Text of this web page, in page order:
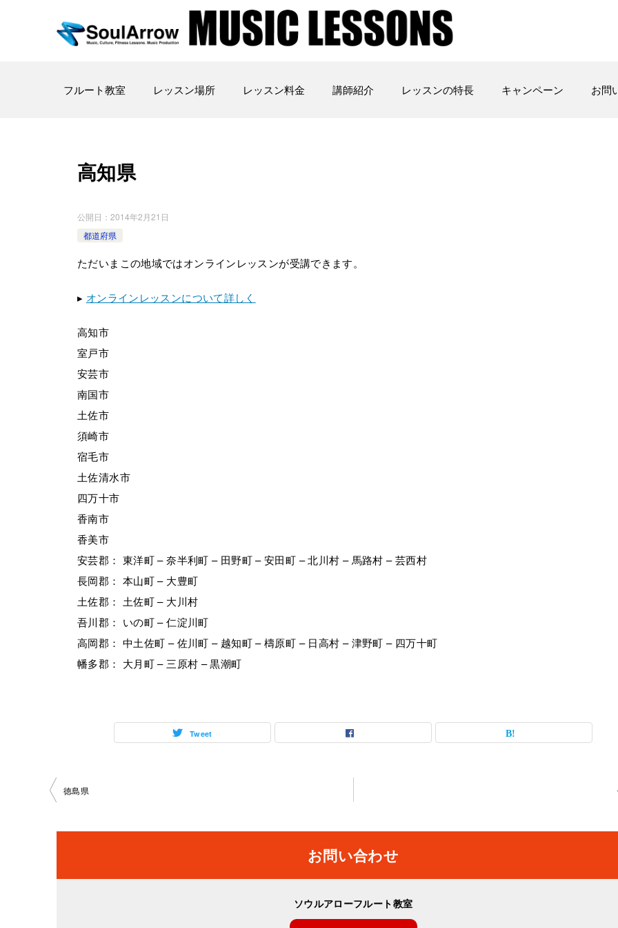
フルート教室 レッスン場所 レッスン料金 講師紹介 レッスンの特長 キャンペーン お問
高知県
公開日： 2014年2月21日
都道府県
ただいまこの地域ではオンラインレッスンが受講できます。
▸ オンラインレッスンについて詳しく
高知市
室戸市
安芸市
南国市
土佐市
須崎市
宿毛市
土佐清水市
四万十市
香南市
香美市
安芸郡： 東洋町 – 奈半利町 – 田野町 – 安田町 – 北川村 – 馬路村 – 芸西村
長岡郡： 本山町 – 大豊町
土佐郡： 土佐町 – 大川村
吾川郡： いの町 – 仁淀川町
高岡郡： 中土佐町 – 佐川町 – 越知町 – 檮原町 – 日高村 – 津野町 – 四万十町
幡多郡： 大月町 – 三原村 – 黒潮町
Tweet
投
ビ
徳島県
お問い合わせ
ソウルアローフルート教室